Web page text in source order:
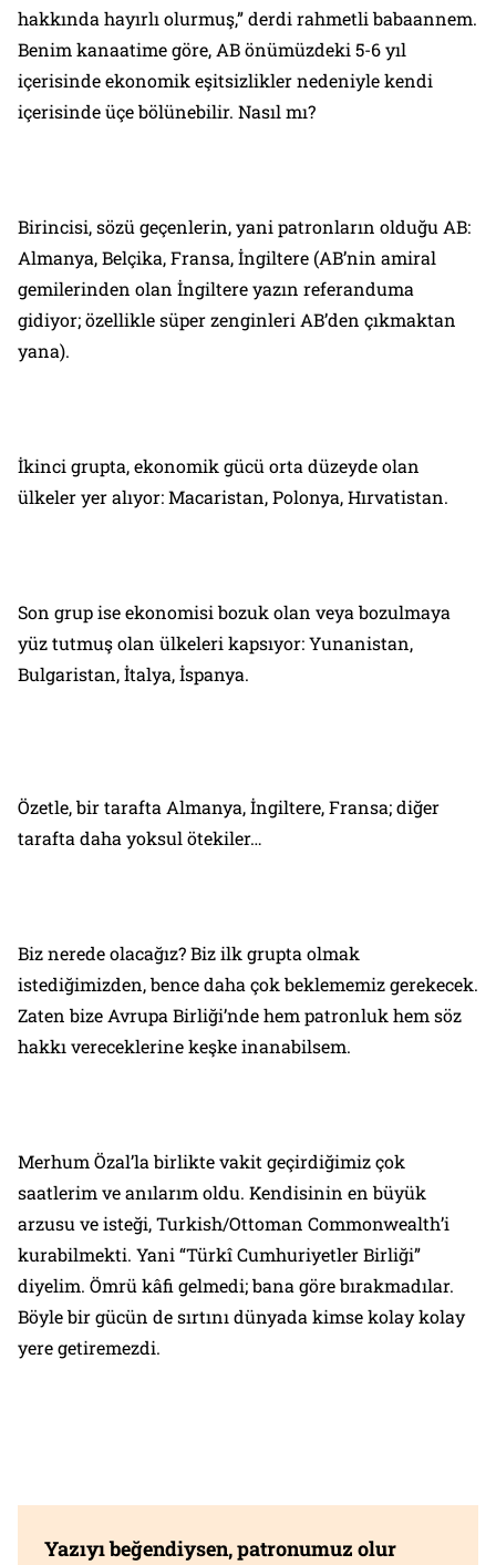
hakkında hayırlı olurmuş,” derdi rahmetli babaannem.
Benim kanaatime göre, AB önümüzdeki 5-6 yıl
içerisinde ekonomik eşitsizlikler nedeniyle kendi
içerisinde üçe bölünebilir. Nasıl mı?
Birincisi, sözü geçenlerin, yani patronların olduğu AB:
Almanya, Belçika, Fransa, İngiltere (AB’nin amiral
gemilerinden olan İngiltere yazın referanduma
gidiyor; özellikle süper zenginleri AB’den çıkmaktan
yana).
İkinci grupta, ekonomik gücü orta düzeyde olan
ülkeler yer alıyor: Macaristan, Polonya, Hırvatistan.
Son grup ise ekonomisi bozuk olan veya bozulmaya
yüz tutmuş olan ülkeleri kapsıyor: Yunanistan,
Bulgaristan, İtalya, İspanya.
Özetle, bir tarafta Almanya, İngiltere, Fransa; diğer
tarafta daha yoksul ötekiler…
Biz nerede olacağız? Bizilk grupta olmak
istediğimizden, bence daha çok beklememiz gerekecek.
Zaten bize Avrupa Birliği’nde hem patronluk hem söz
hakkı vereceklerinekeşke inanabilsem.
Merhum Özal’la birlikte vakit geçirdiğimiz çok
saatlerim ve anılarım oldu. Kendisinin en büyük
arzusu ve isteği,Turkish/Ottoman Commonwealth’i
kurabilmekti. Yani “Türkî Cumhuriyetler Birliği”
diyelim. Ömrü kâfi gelmedi; bana göre bırakmadılar.
Böyle bir gücün de sırtını dünyada kimse kolay kolay
yere getiremezdi.
Yazıyı beğendiysen, patronumuz olur